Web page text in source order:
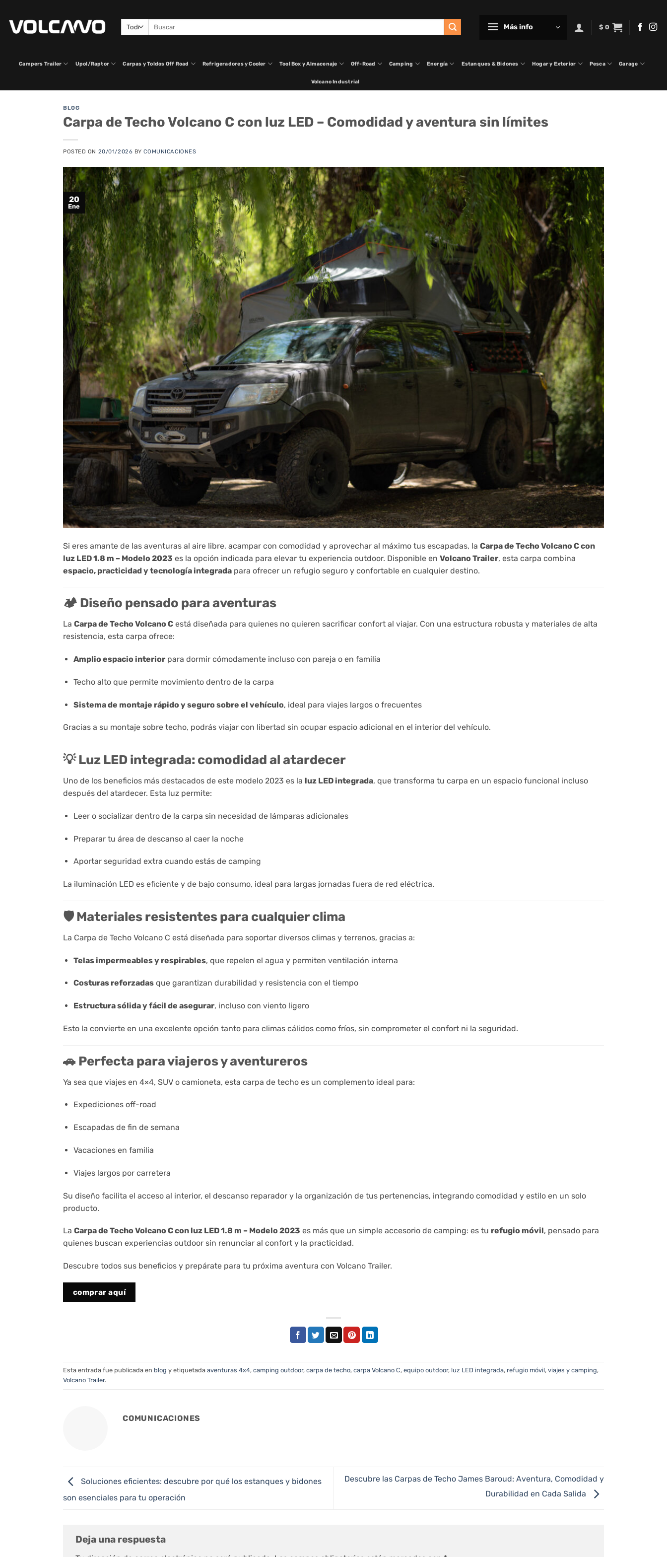
contenido
Buscar
Más info $ 0
Campers Trailer Upol/Raptor Carpas y Toldos Off Road Refrigeradores y Cooler Tool Box y Almacenaje Off-Road Camping Energía Estanques & Bidones Hogar y Exterior Pesca Garage
Volcano Industrial
BLOG
Carpa de Techo Volcano C con luz LED – Comodidad y aventura sin límites
POSTED ON 20/01/2026 BYCOMUNICACIONES
20
Ene
Si eres amante de las aventuras al aire libre, acampar con comodidad y aprovechar al máximo tus escapadas, la Carpa de Techo Volcano C con
luz LED 1.8 m – Modelo 2023 es la opción indicada para elevar tu experiencia outdoor. Disponible en Volcano Trailer, esta carpa combina
espacio, practicidad y tecnología integrada para ofrecer un refugio seguro y confortable en cualquier destino.
🏕️ Diseño pensado para aventuras
La Carpa de Techo Volcano C está diseñada para quienes no quieren sacrificar confort al viajar. Con una estructura robusta y materiales de alta
resistencia, esta carpa ofrece:
Amplio espacio interiorpara dormir cómodamente incluso con pareja o en familia
Techo alto que permite movimiento dentro de la carpa
Sistema de montaje rápido y seguro sobre el vehículo, ideal para viajes largos o frecuentes
Gracias a su montaje sobre techo, podrás viajar con libertad sin ocupar espacio adicional en el interior del vehículo.
💡 Luz LED integrada: comodidad al atardecer
Uno de los beneficios más destacados de este modelo 2023 es la luz LED integrada, que transforma tu carpa en un espacio funcional incluso
después del atardecer. Esta luz permite:
Leer o socializar dentro de la carpa sin necesidad de lámparas adicionales
Preparar tu área de descanso al caer la noche
Aportar seguridad extra cuando estás de camping
La iluminación LED es eficiente y de bajo consumo, ideal para largas jornadas fuera de red eléctrica.
🛡️ Materiales resistentes para cualquier clima
La Carpa de Techo Volcano C está diseñada para soportar diversos climas y terrenos, gracias a:
Telas impermeables y respirables, que repelen el agua y permiten ventilación interna
Costuras reforzadasque garantizan durabilidad y resistencia con el tiempo
Estructura sólida y fácil de asegurar, incluso con viento ligero
Esto la convierte en una excelente opción tanto para climas cálidos como fríos, sin comprometer el confort ni la seguridad.
🚗 Perfecta para viajeros y aventureros
Ya sea que viajes en 4×4, SUV o camioneta, esta carpa de techo es un complemento ideal para:
Expediciones off-road
Escapadas de fin de semana
Vacaciones en familia
Viajes largos por carretera
Su diseño facilita el acceso al interior, el descanso reparador y la organización de tus pertenencias, integrando comodidad y estilo en un solo
producto.
La Carpa de Techo Volcano C con luz LED 1.8 m – Modelo 2023 es más que un simple accesorio de camping: es tu refugio móvil, pensado para
quienes buscan experiencias outdoor sin renunciar al confort y la practicidad.
Descubre todos sus beneficios y prepárate para tu próxima aventura con Volcano Trailer.
comprar aquí
Esta entrada fue publicada en blog y etiquetada aventuras 4x4, camping outdoor, carpa de techo, carpa Volcano C, equipo outdoor, luz LED integrada, refugio móvil, viajes y camping,
Volcano Trailer.
COMUNICACIONES
Soluciones eficientes: descubre por qué los estanques y bidones
son esenciales para tu operación
Descubre las Carpas de Techo James Baroud: Aventura, Comodidad y
Durabilidad en Cada Salida
Deja una respuesta